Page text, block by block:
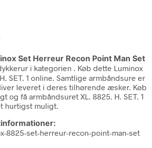
Set Herreur Recon Point Man Set
i kategorien . Køb dette Luminox
SET. 1 online. Samtlige armbåndsure er
leveret i deres tilhørende æsker. Køb
og få armbåndsuret XL. 8825. H. SET. 1
hurtigst muligt.
8825-set-herreur-recon-point-man-set